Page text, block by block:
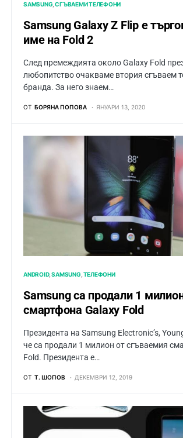
SAMSUNG СГЪВАЕМИ ТЕЛЕФОНИ
Samsung Galaxy Z Flip е
име на Fold 2
След премеждията около Galaxy Fold
любопитство очакваме втория сгъваем
бранда. За него знаем…
ОТ БОРЯНА ПОПОВА ЯНУАРИ 13, 2020
ANDROID SAMSUNG ТЕЛЕФОНИ
Samsung са продали 1
смартфона Galaxy Fold
Президента на Samsung Electronic’s,
че са продали 1 милион от сгъваемия
Fold. Президента е…
ОТ Т. ШОПОВ ДЕКЕМВРИ 12, 2019